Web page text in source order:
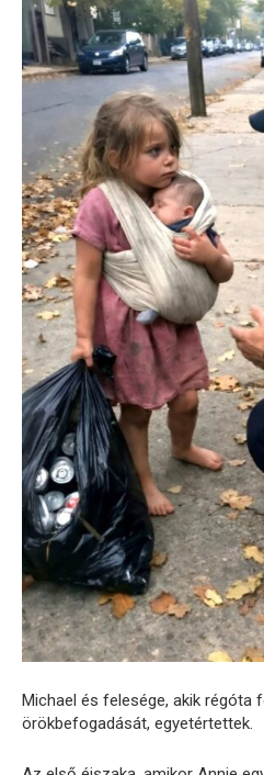
Michael és felesége, akik régóta
örökbefogadását, egyetértettek.